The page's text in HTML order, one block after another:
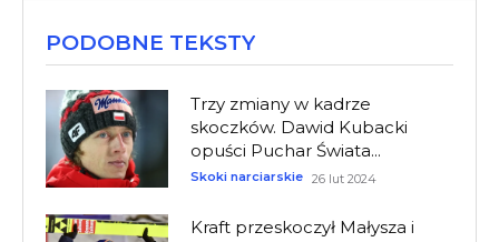
PODOBNE TEKSTY
Trzy zmiany w kadrze
skoczków. Dawid Kubacki
opuści Puchar Świata...
Skoki narciarskie 26 lut 2024
Kraft przeskoczył Małysza i